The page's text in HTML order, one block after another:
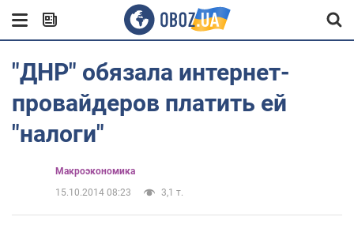
"ДНР" обязала интернет-
провайдеров платить ей
"налоги"
Mакроэкономика
15.10.2014 08:23
3,1 т.